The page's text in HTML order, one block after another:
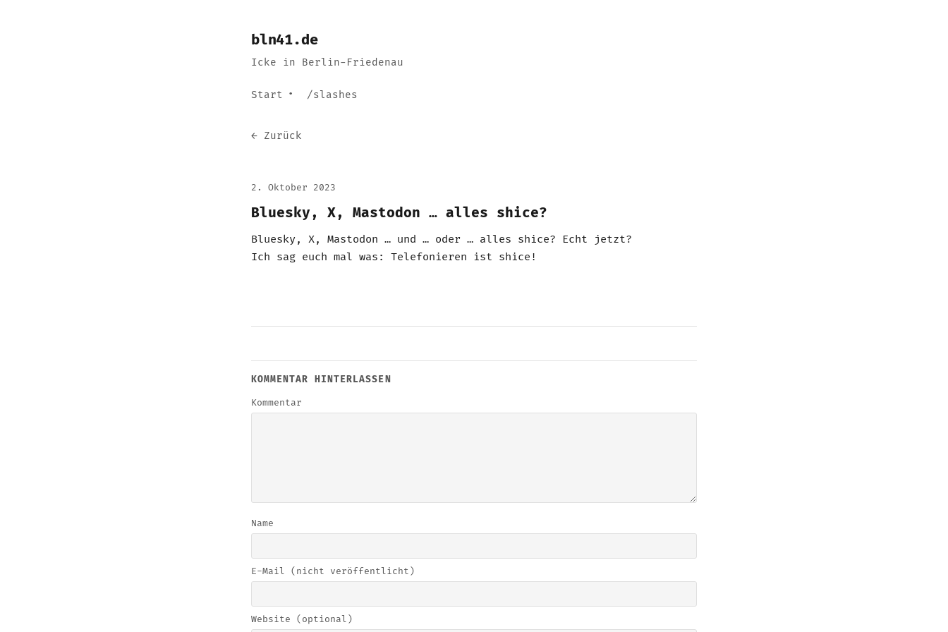
bln41.de
Icke in Berlin-Friedenau
Start /slashes
← Zurück
2. Oktober 2023
Bluesky, X, Mastodon … alles shice?
Bluesky, X, Mastodon … und … oder … alles shice? Echt jetzt?
Ich sag euch mal was: Telefonieren ist shice!
KOMMENTAR HINTERLASSEN
Kommentar
Name
E-Mail (nicht veröffentlicht)
Website (optional)